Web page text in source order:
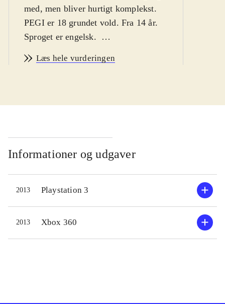
med, men bliver hurtigt komplekst.
PEGI er 18 grundet vold. Fra 14 år.
Sproget er engelsk.
har vi en udvidelse til XCOM -
våben og teknologier. Som
skal man tage de beslutninger der
skal til, for at standse en invasion af
rumvæsener, der vil overtage jorden.
Spillet er todelt; dels skal man
navigere sine soldater rundt i
områder, hvor rumvæsener lurer, og
dels skal man beslutte hvilke
Læs hele vurderingen
Informationer og udgaver
2013 Playstation 3
2013 Xbox 360